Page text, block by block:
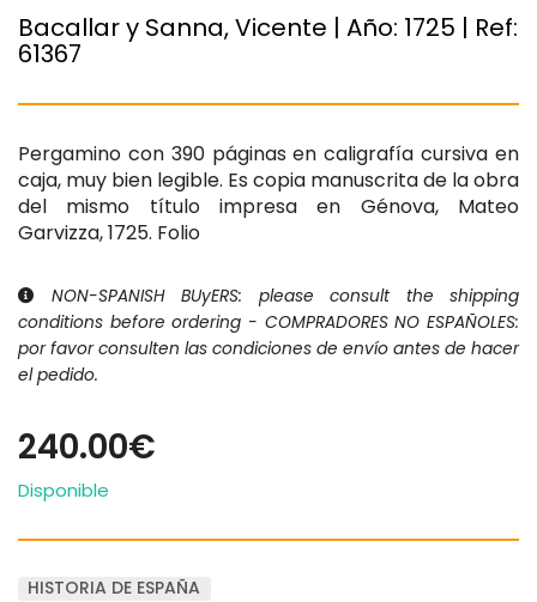
Bacallar y Sanna, Vicente | Año: 1725 | Ref:
61367
Pergamino con 390 páginas en caligrafía cursiva en
caja, muy bien legible. Es copia manuscrita de la obra
del mismo título impresa en Génova, Mateo
Garvizza, 1725. Folio
NON-SPANISH BUyERS: please consult the shipping
conditions before ordering - COMPRADORES NO ESPAÑOLES:
por favor consulten las condiciones de envío antes de hacer
el pedido.
240.00€
Disponible
HISTORIA DE ESPAÑA